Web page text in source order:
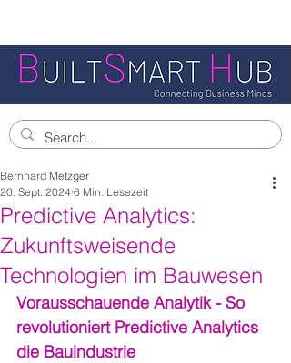
Predictive Analytics:
Zukunftsweisende
Technologien im Bauwesen
Bernhard Metzger
20. Sept. 2024 6 Min. Lesezeit
Vorausschauende Analytik - So
revolutioniert Predictive Analytics
die Bauindustrie